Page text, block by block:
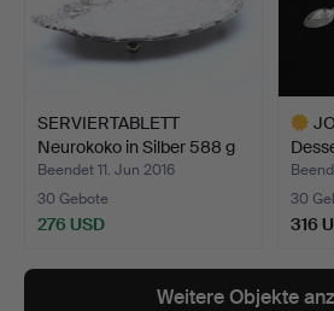
SERVIERTABLETT
Neurokoko in Silber 588 g
J…
Beendet 11. Jun 2016
30 Gebote
276 USD
30
316
Weitere Objekte